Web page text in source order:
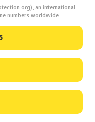
an international
numbers worldwide.